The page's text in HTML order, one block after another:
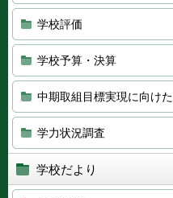
学校評価
学校予算・決算
中期取組目標実現に向け
学力状況調査
学校だより